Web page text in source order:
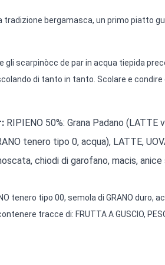
tradizione bergamasca, un primo piatto
gli scarpinòcc de par in acqua tiepida
di tanto in tanto. Scolare e condire
RIPIENO 50%: Grana Padano
tenero tipo 0, acqua), LATTE,
chiodi di garofano, macis,
tenero tipo 00, semola di GRANO duro,
tracce di: FRUTTA A GUSCIO,